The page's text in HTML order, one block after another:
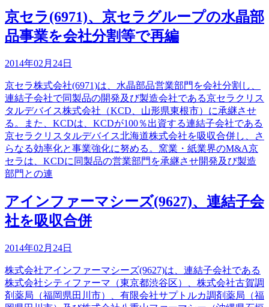
京セラ(6971)、京セラグループの水晶部
品事業を会社分割等で再編
2014年02月24日
京セラ株式会社(6971)は、水晶部品営業部門を会社分割し、
連結子会社で同製品の開発及び製造会社である京セラクリス
タルデバイス株式会社（KCD、山形県東根市）に承継させ
る。また、KCDは、KCDが100％出資する連結子会社である
京セラクリスタルデバイス北海道株式会社を吸収合併し、さ
らなる効率化と事業強化に努める。窯業・紙業界のM&A京
セラは、KCDに同製品の営業部門を承継させ開発及び製造
部門との連
アインファーマシーズ(9627)、連結子会
社を吸収合併
2014年02月24日
株式会社アインファーマシーズ(9627)は、連結子会社である
株式会社シティファーマ（東京都渋谷区）、株式会社古賀調
剤薬局（福岡県田川市）、有限会社サプトルカ調剤薬局（福